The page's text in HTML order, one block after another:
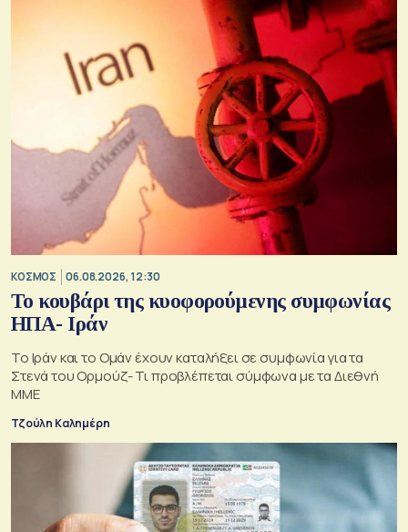
ΚΟΣΜΟΣ 06.08.2026, 12:30
Το κουβάρι της κυοφορούμενης συμφωνίας
ΗΠΑ- Ιράν
Το Ιράν και το Ομάν έχουν καταλήξει σε συμφωνία για τα
Στενά του Ορμούζ- Τι προβλέπεται σύμφωνα με τα Διεθνή
ΜΜΕ
Τζούλη Καλημέρη